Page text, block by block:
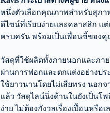
หนึ่งตัวเลือกคุณภาพสำหรับสุภ
ดีไซน์ที่เรียบง่ายและคลาสสิก แ
ครบครัน พร้อมเป็นเพื่อนซี้ของ
วัสดุที่ใช้ผลิตทั้งภายนอกและภา
ผ่านการฟอกและตกแต่งอย่างป
ใช้ยาวนานโดยไม่เสียทรง นอก
แล้ว วัสดุไลน์นิ่งด้านในยังเป็นโ
ง่าย ไม่ต้องกังวลเรื่องเปื้อนหรือ